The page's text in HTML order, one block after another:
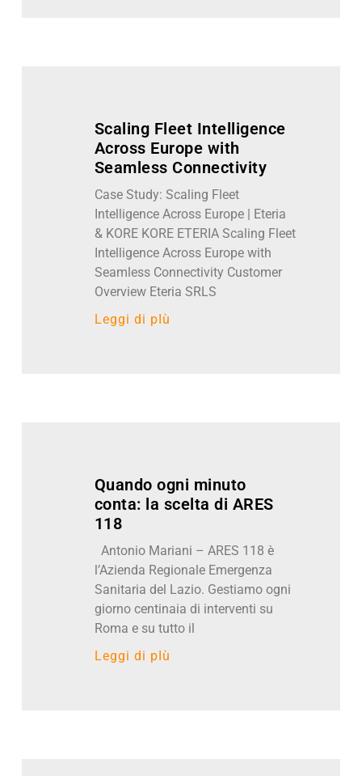
Scaling Fleet Intelligence
Across Europe with
Seamless Connectivity
Case Study: Scaling Fleet
Intelligence Across Europe | Eteria
& KORE KORE ETERIA Scaling Fleet
Intelligence Across Europe with
Seamless Connectivity Customer
Overview Eteria SRLS
Leggi di pIù
Quando ogni minuto
conta: la scelta di ARES
118
Antonio Mariani – ARES 118 è
l’Azienda Regionale Emergenza
Sanitaria del Lazio. Gestiamo ogni
giorno centinaia di interventi su
Roma e su tutto il
Leggi di pIù